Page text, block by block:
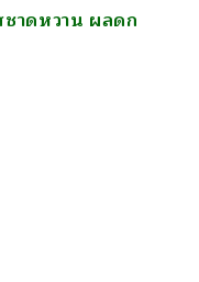
าดหวาน ผลดก